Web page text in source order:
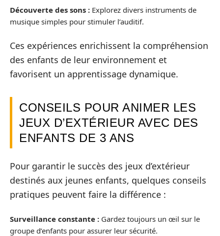
Découverte des sons : Explorez divers instruments de
musique simples pour stimuler l’auditif.
Ces expériences enrichissent la compréhension
des enfants de leur environnement et
favorisent un apprentissage dynamique.
CONSEILS POUR ANIMER LES
JEUX D’EXTÉRIEUR AVEC DES
ENFANTS DE 3 ANS
Pour garantir le succès des jeux d’extérieur
destinés aux jeunes enfants, quelques conseils
pratiques peuvent faire la différence :
Surveillance constante : Gardez toujours un œil sur le
groupe d’enfants pour assurer leur sécurité.